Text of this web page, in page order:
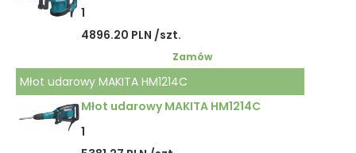
1
4896.20 PLN /szt.
Zamów
Młot udarowy MAKITA HM1214C
Młot udarowy MAKITA HM1214C
1